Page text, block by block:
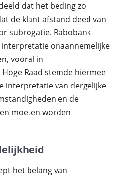
dat het beding zo
de klant afstand deed van
subrogatie. Rabobank
onaannemelijke
vooral in
Raad stemde hiermee
interpretatie van dergelijke
en de
moeten worden
het belang van